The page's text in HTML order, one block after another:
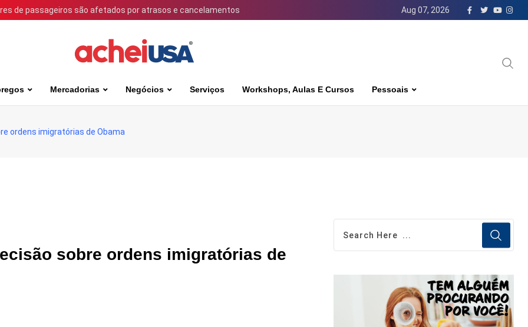
de passageiros são afetados por atrasos e cancelamentos Aug 07, 2026
Mercadorias Negócios Serviços Workshops, Aulas E Cursos Pessoais
ordens imigratórias de Obama
sobre ordens imigratórias de